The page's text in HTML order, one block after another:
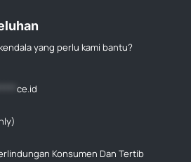
yang perlu kami bantu?
ce.id
Konsumen Dan Tertib